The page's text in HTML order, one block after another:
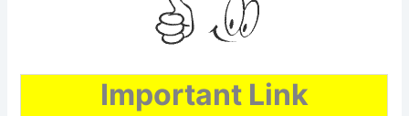
Important Link